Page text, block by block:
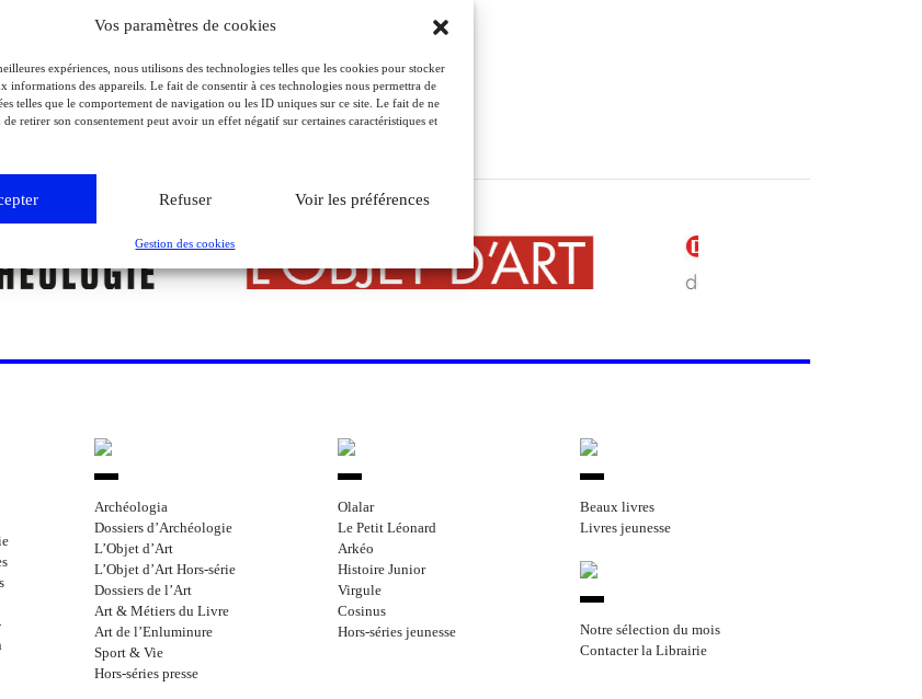
Vos paramètres de cookies
expériences, nous utilisons des technologies telles que les cookies pour stocker
informations des appareils. Le fait de consentir à ces technologies nous permettra de
telles que le comportement de navigation ou les ID uniques sur ce site. Le fait de ne
de retirer son consentement peut avoir un effet négatif sur certaines caractéristiques et
Refuser Voir les préférences
Gestion des cookies
Archéologia
Dossiers d’Archéologie
L’Objet d’Art
L’Objet d’Art Hors-série
Dossiers de l’Art
Art & Métiers du Livre
Art de l’Enluminure
Sport & Vie
Hors-séries presse
Olalar
Le Petit Léonard
Arkéo
Histoire Junior
Virgule
Cosinus
Hors-séries jeunesse
Beaux livres
Livres jeunesse
Notre sélection du mois
Contacter la Librairie